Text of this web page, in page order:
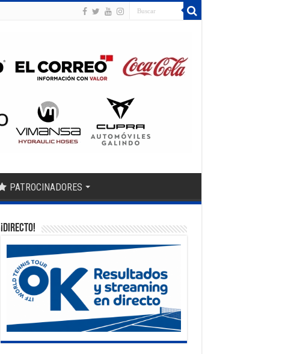
PATROCINADORES
¡DIRECTO!